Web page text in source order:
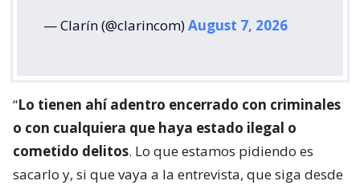
— Clarín (@clarincom)August 7, 2026
“Lo tienen ahí adentro encerrado con criminales
o con cualquiera que haya estado ilegal o
cometido delitos. Lo que estamos pidiendo es
sacarlo y, si que vaya a la entrevista, que siga desde